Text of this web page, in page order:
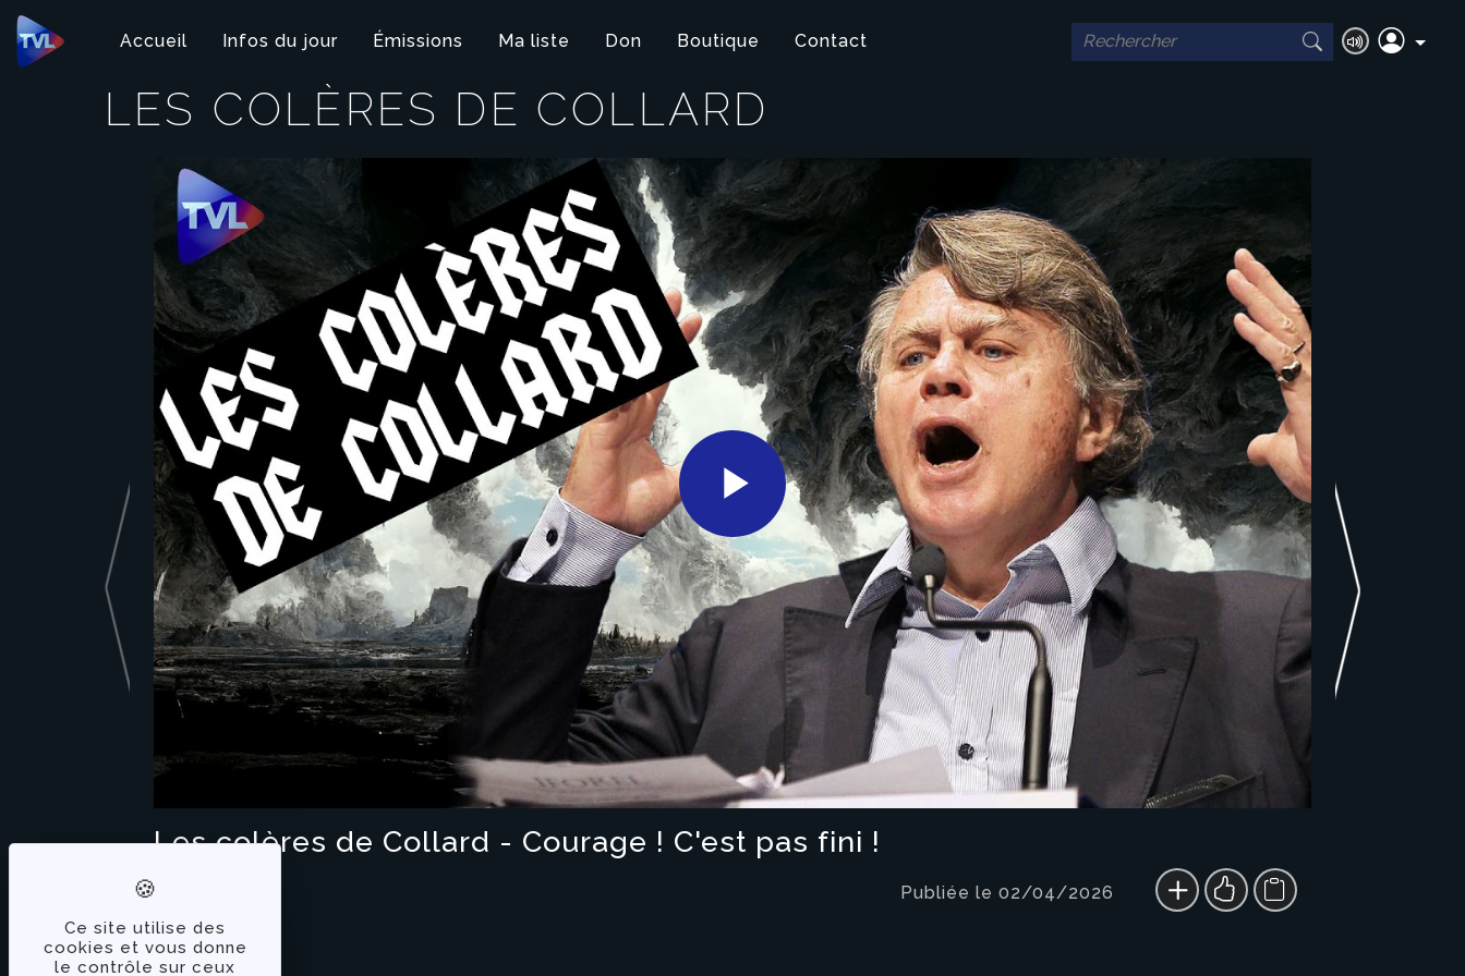
Panneau de gestion des cookies
Ce site utilise des
cookies et vous donne
le contrôle sur ceux
Accueil Infos du jour Émissions Ma liste Don Boutique Contact
LES COLÈRES DE COLLARD
Play
Video
Les colères de Collard - Courage ! C'est pas fini !
Publiée le 02/04/2026